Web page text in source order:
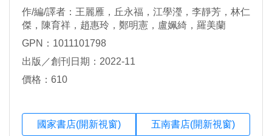
作/編/譯者：王麗雁，丘永福，江學瀅，李靜芳，林仁
傑，陳育祥，趙惠玲，鄭明憲，盧姵綺，羅美蘭
GPN：1011101798
出版／創刊日期：2022-11
價格：610
國家書店(開新視窗) 五南書店(開新視窗)